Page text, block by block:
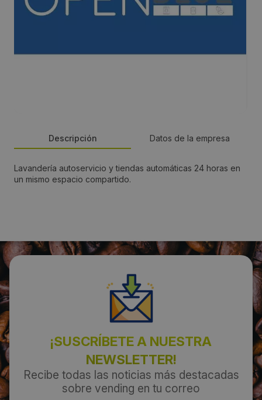
Descripción Datos de la empresa
Lavandería autoservicio y tiendas automáticas 24 horas en
un mismo espacio compartido.
Dirección:
Talavera de la Reina
¡SUSCRÍBETE A NUESTRA
NEWSLETTER!
Recibe todas las noticias más destacadas
sobre vending en tu correo